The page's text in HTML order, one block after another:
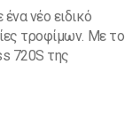
νέο ειδικό
τροφίμων. Με το
720S της